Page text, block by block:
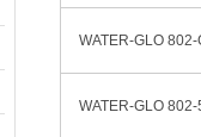
WATER-GLO 802-
WATER-GLO 802-